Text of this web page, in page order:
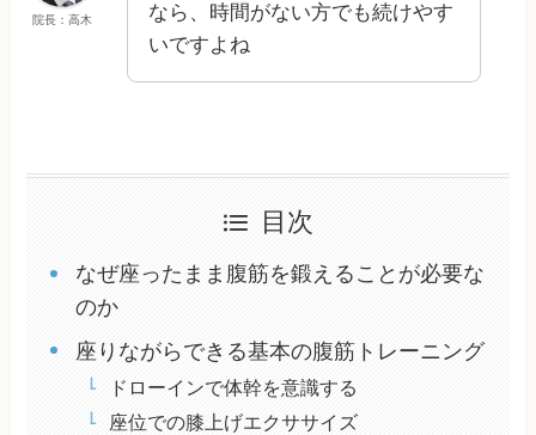
院長：高木
なら、時間がない方でも続けやす
いですよね
目次
なぜ座ったまま腹筋を鍛えることが必要な
のか
座りながらできる基本の腹筋トレーニング
ドローインで体幹を意識する
座位での膝上げエクササイズ